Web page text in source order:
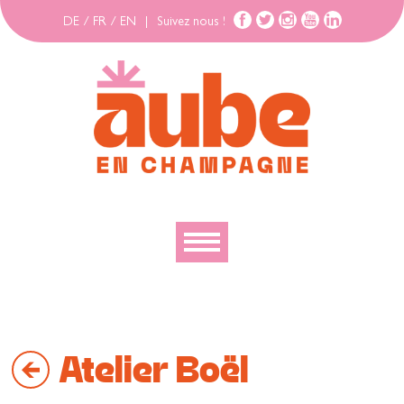
DE / FR / EN Suivez nous !
BougerAtelier Boël